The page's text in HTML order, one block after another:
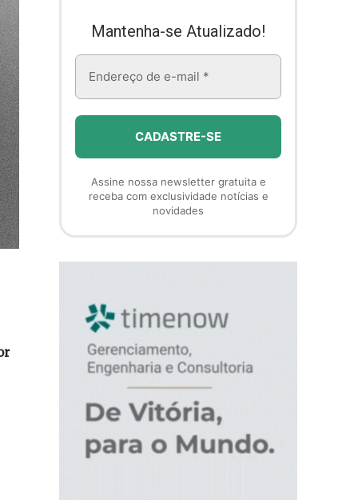
Mantenha-se Atualizado!
Assine nossa newsletter gratuita e
receba com exclusividade notícias e
novidades